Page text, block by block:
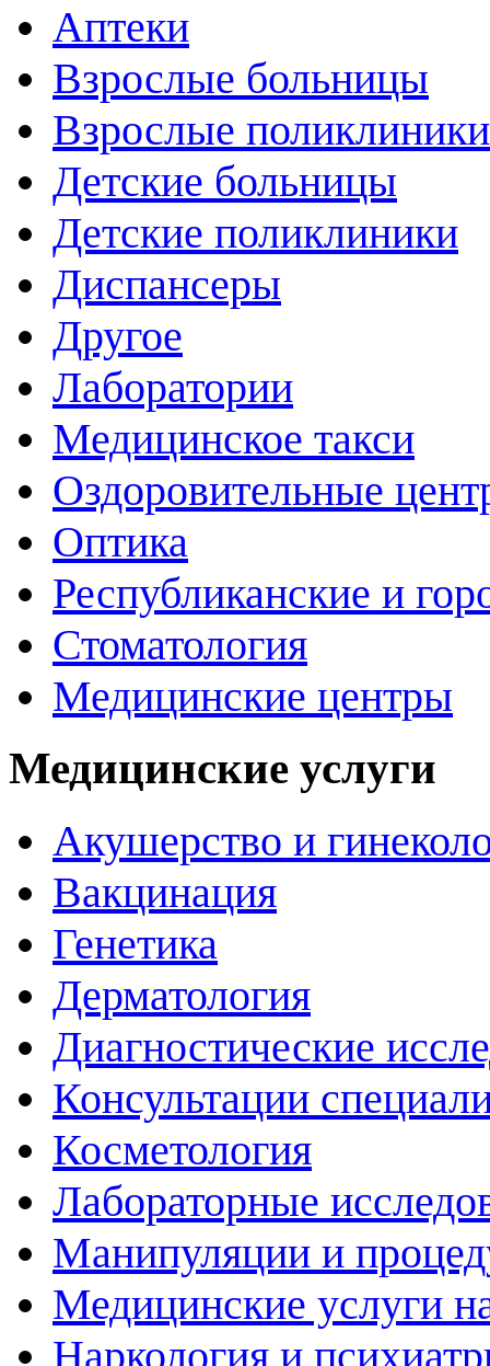
Аптеки
Взрослые больницы
Взрослые поликлиники
Детские больницы
Детские поликлиники
Диспансеры
Другое
Лаборатории
Медицинское такси
Оздоровительные
Оптика
Республиканские и
Стоматология
Медицинские центры
Медицинские услуги
Акушерство и
Вакцинация
Генетика
Дерматология
Диагностические
Консультации
Косметология
Лабораторные
Манипуляции и
Медицинские услуги
Наркология и